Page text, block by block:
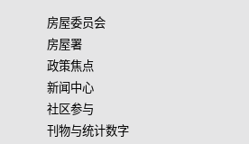
房屋委员会
房屋署
政策焦点
新闻中心
社区参与
刊物与统计数字